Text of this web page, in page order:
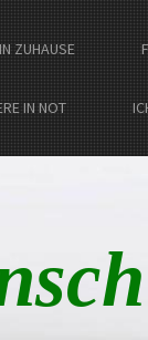
ZUHAUSE
IN NOT